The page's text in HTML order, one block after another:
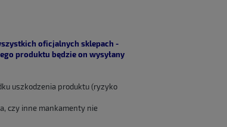
oficjalnych sklepach -
produktu będzie on wysyłany
uszkodzenia produktu (ryzyko
czy inne mankamenty nie